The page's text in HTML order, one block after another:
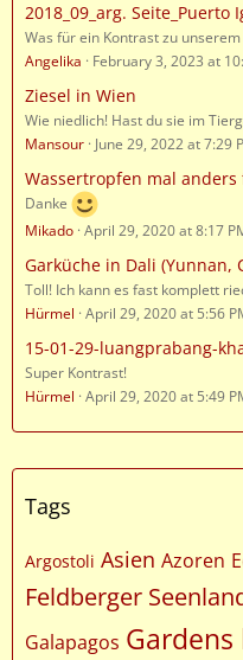
2018_09_arg. Seite_Puerto
Was für ein Kontrast zu
Angelika
February 3, 2023 at
Ziesel in Wien
Wie niedlich! Hast du sie im
Mansour June 29, 2022 at 7:29
Wassertropfen mal
Danke
Mikado April 29, 2020 at 8:17
Garküche in Dali (Yunnan,
Toll! Ich kann es fast komplett
Hürmel April 29, 2020 at 5:56
15-01-29-luangprabang-
Super Kontrast!
Hürmel April 29, 2020 at 5:49
Tags
Argostoli Asien Azoren
Feldberger
Galapagos